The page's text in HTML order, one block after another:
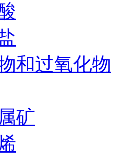
和过氧化物
矿